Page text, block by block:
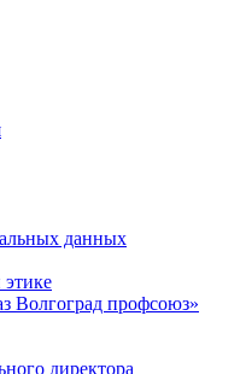
данных
Волгоград профсоюз»
директора